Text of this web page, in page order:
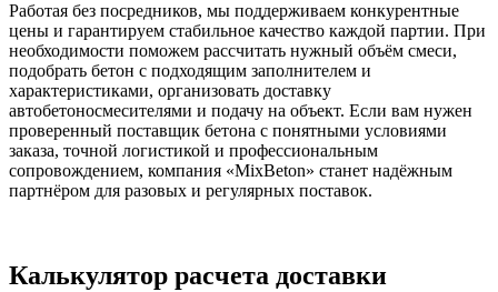
Работая без посредников, мы поддерживаем конкурентные
цены и гарантируем стабильное качество каждой партии. При
необходимости поможем рассчитать нужный объём смеси,
подобрать бетон с подходящим заполнителем и
характеристиками, организовать доставку
автобетоносмесителями и подачу на объект. Если вам нужен
проверенный поставщик бетона с понятными условиями
заказа, точной логистикой и профессиональным
сопровождением, компания «MixBeton» станет надёжным
партнёром для разовых и регулярных поставок.
Калькулятор расчета доставки